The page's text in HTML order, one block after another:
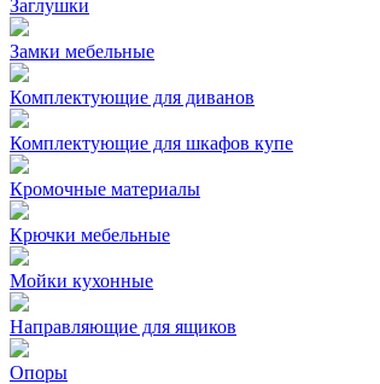
Заглушки
Замки мебельные
Комплектующие для диванов
Комплектующие для шкафов купе
Кромочные материалы
Крючки мебельные
Мойки кухонные
Направляющие для ящиков
Опоры